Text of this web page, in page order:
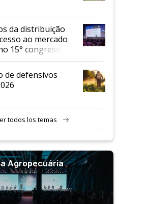
da distribuição
ao mercado
15° congresso
de defensivos
todos los temas
Agropecuária